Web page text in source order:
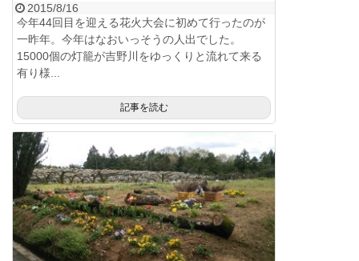
2015/8/16
今年44回目を迎える花火大会に初めて行ったのが
一昨年。今年はなおいっそうの人出でした。
15000個の灯籠が吉野川をゆっくりと流れて来る
有り様...
記事を読む